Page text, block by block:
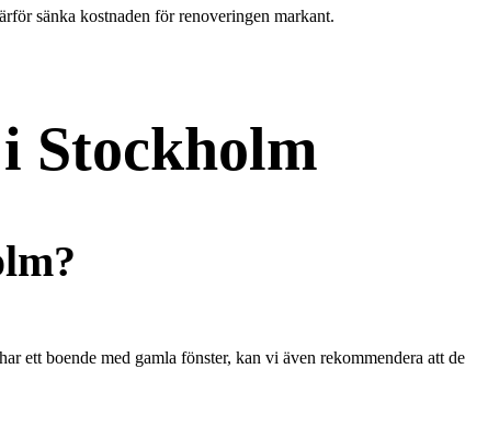
sänka kostnaden för renoveringen markant.
Stockholm
ett boende med gamla fönster, kan vi även rekommendera att de